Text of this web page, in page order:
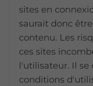
sites en
saurait donc
contenu. Les
ces sites
l'utilisateur. Il se
conditions